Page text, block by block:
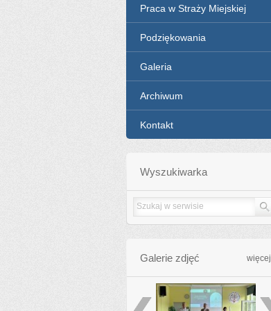
Praca w Straży Miejskiej
Podziękowania
Galeria
Archiwum
Kontakt
Wyszukiwarka
Galerie zdjęć więcej
poprzednie